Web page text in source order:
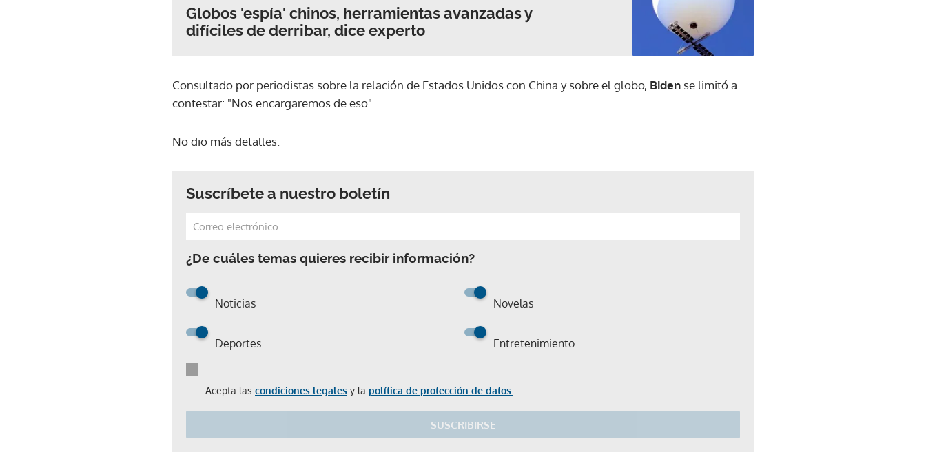
Globos 'espía' chinos, herramientas avanzadas y
difíciles de derribar, dice experto
Consultado por periodistas sobre la relación de Estados Unidos con China y sobre el globo, Biden se limitó a
contestar: "Nos encargaremos de eso".
No dio más detalles.
Suscríbete a nuestro boletín
¿De cuáles temas quieres recibir información?
Noticias Novelas
Deportes Entretenimiento
Acepta las condiciones legales y la política de protección de datos.
SUSCRIBIRSE